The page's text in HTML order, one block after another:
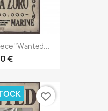
"Wanted...
€
favorite_border